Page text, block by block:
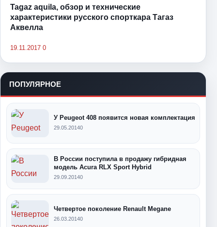
Tagaz aquila, обзор и технические
характеристики русского спорткара Тагаз
Аквелла
19.11.2017 0
ПОПУЛЯРНОЕ
У Peugeot 408 появится новая комплектация
29.05.20140
В России поступила в продажу гибридная
модель Аcura RLX Sport Hybrid
29.09.20140
Четвертое поколение Renault Megane
26.03.20140